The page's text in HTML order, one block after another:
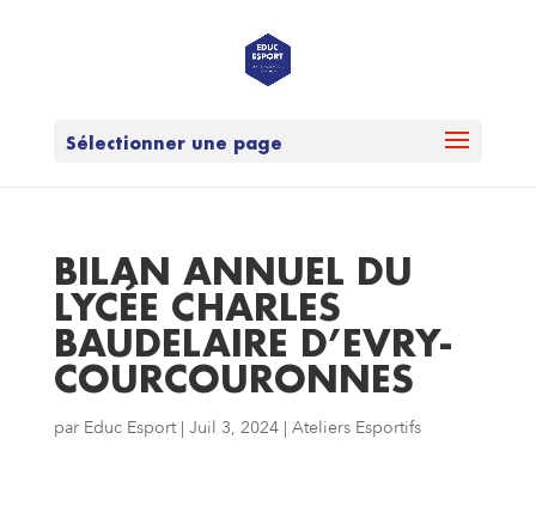
Sélectionner une page
BILAN ANNUEL DU
LYCÉE CHARLES
BAUDELAIRE D’EVRY-
COURCOURONNES
par Educ Esport| Juil 3, 2024| Ateliers Esportifs